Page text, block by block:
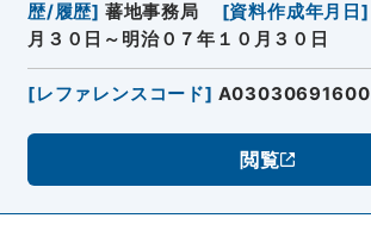
歴/履歴] 蕃地事務局 [資料作成年月日]
月３０日～明治０７年１０月３０日
[レファレンスコード] A03030691600
閲覧